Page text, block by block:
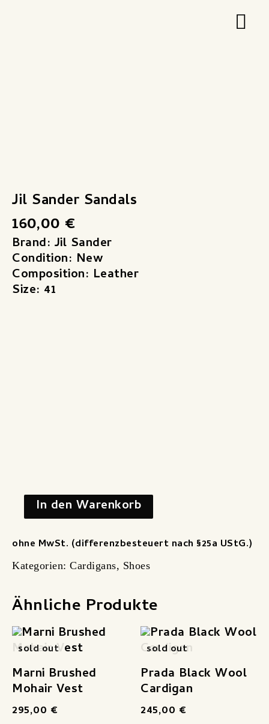
Jil Sander Sandals
160,00 €
Brand: Jil Sander
Condition: New
Composition: Leather
Size: 41
In den Warenkorb
ohne MwSt. (differenzbesteuert nach §25a UStG.)
Kategorien: Cardigans, Shoes
Ähnliche Produkte
sold out
Marni Brushed
Mohair Vest
295,00 €
sold out
Prada Black Wool
Cardigan
245,00 €